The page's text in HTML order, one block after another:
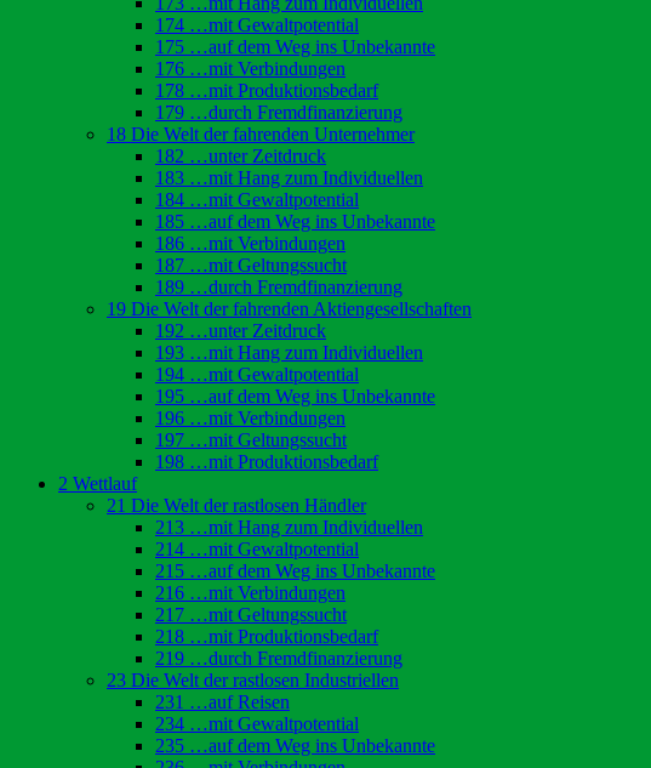
174 …mit Gewaltpotential
175 …auf dem Weg ins Unbekannte
176 …mit Verbindungen
178 …mit Produktionsbedarf
179 …durch Fremdfinanzierung
18 Die Welt der fahrenden Unternehmer
182 …unter Zeitdruck
183 …mit Hang zum Individuellen
184 …mit Gewaltpotential
185 …auf dem Weg ins Unbekannte
186 …mit Verbindungen
187 …mit Geltungssucht
189 …durch Fremdfinanzierung
19 Die Welt der fahrenden Aktiengesellschaften
192 …unter Zeitdruck
193 …mit Hang zum Individuellen
194 …mit Gewaltpotential
195 …auf dem Weg ins Unbekannte
196 …mit Verbindungen
197 …mit Geltungssucht
198 …mit Produktionsbedarf
2 Wettlauf
21 Die Welt der rastlosen Händler
213 …mit Hang zum Individuellen
214 …mit Gewaltpotential
215 …auf dem Weg ins Unbekannte
216 …mit Verbindungen
217 …mit Geltungssucht
218 …mit Produktionsbedarf
219 …durch Fremdfinanzierung
23 Die Welt der rastlosen Industriellen
231 …auf Reisen
234 …mit Gewaltpotential
235 …auf dem Weg ins Unbekannte